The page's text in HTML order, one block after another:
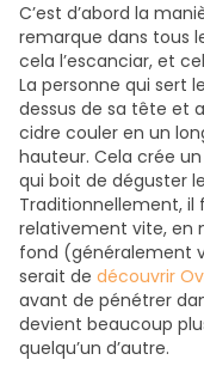
C’est d’abord la
remarque dans tous
cela l’escanciar, et
La personne qui sert
dessus de sa tête et
cidre couler en un
hauteur. Cela crée
qui boit de déguster
Traditionnellement,
relativement vite, en
fond (généralement
serait de découvrir
avant de pénétrer
devient beaucoup
quelqu’un d’autre.